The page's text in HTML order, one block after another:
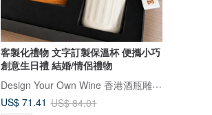
客製化禮物 文字訂製保溫杯 便攜小巧
創意生日禮 結婚/情侶禮物
Design Your Own Wine 香港酒瓶雕刻禮品專門店
US$ 71.41 US$ 84.01